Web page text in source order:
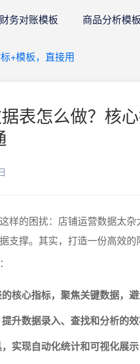
财务对账模板 商品分析模板
+模板，直接用
表怎么做？核
样的困扰：店铺运营数据太
支撑。其实，打造一份高效
：
核心指标，聚焦关键数据，
升数据录入、查找和分析的
实现自动化统计和可视化展示